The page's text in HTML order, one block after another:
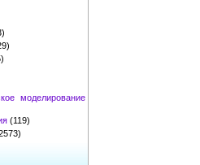
моделирование
(119)